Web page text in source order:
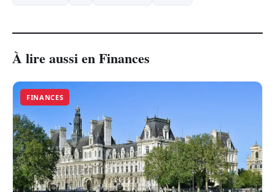
À lire aussi en Finances
FINANCES